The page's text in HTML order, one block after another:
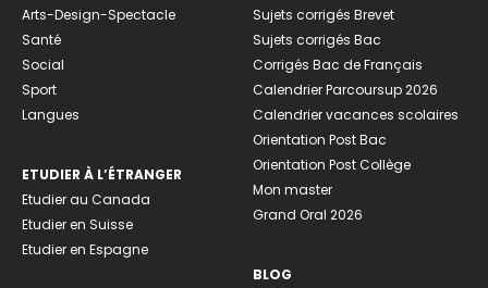
Arts-Design-Spectacle
Santé
Social
Sport
Langues
ETUDIER À L’ÉTRANGER
Etudier au Canada
Etudier en Suisse
Etudier en Espagne
Sujets corrigés Brevet
Sujets corrigés Bac
Corrigés Bac de Français
Calendrier Parcoursup 2026
Calendrier vacances scolaires
Orientation Post Bac
Orientation Post Collège
Mon master
Grand Oral 2026
BLOG